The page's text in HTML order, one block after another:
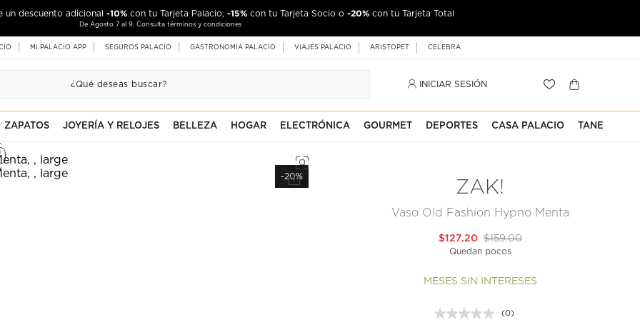
un descuento adicional -10% con tu Tarjeta Palacio, -15% con tu Tarjeta Socio o -20% con tu Tarjeta Total
De Agosto 7 al 9. Consulta términos y condiciones
MI PALACIO APP SEGUROS PALACIO GASTRONOMÍA PALACIO VIAJES PALACIO ARISTOPET CELEBRA
INICIAR SESIÓN
ZAPATOS JOYERÍA Y RELOJES BELLEZA HOGAR ELECTRÓNICA GOURMET DEPORTES CASA PALACIO TANE
-20%
ZAK!
Vaso Old Fashion Hypno Menta
$159.00
$127.20
Quedan pocos
MESES SIN INTERESES
(0)